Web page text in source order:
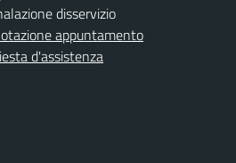
disservizio
appuntamento
d'assistenza